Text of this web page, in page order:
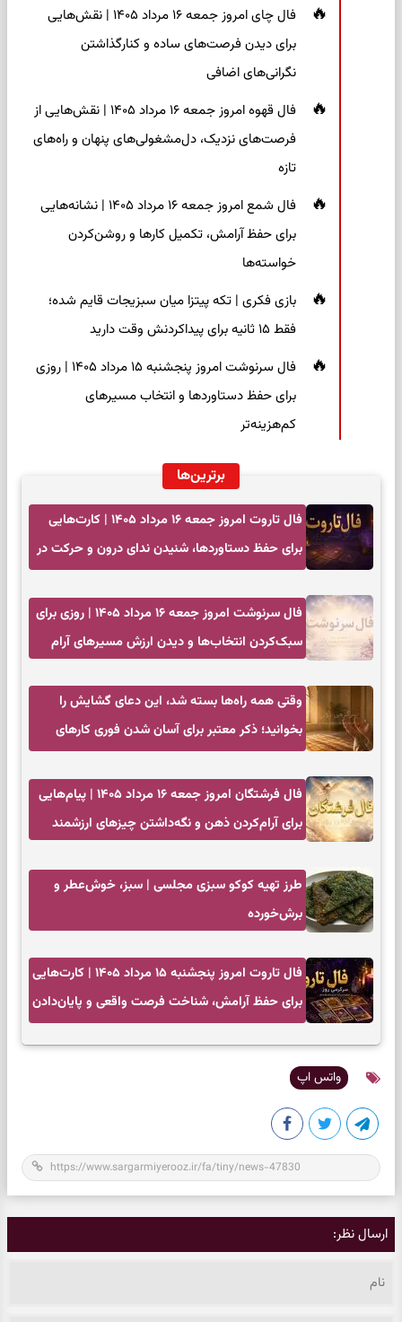
فال چای امروز جمعه ۱۶ مرداد ۱۴۰۵ | نقش‌هایی
برای دیدن فرصت‌های ساده و کنارگذاشتن
نگرانی‌های اضافی
فال قهوه امروز جمعه ۱۶ مرداد ۱۴۰۵ | نقش‌هایی از
فرصت‌های نزدیک، دل‌مشغولی‌های پنهان و راه‌های
تازه
فال شمع امروز جمعه ۱۶ مرداد ۱۴۰۵ | نشانه‌هایی
برای حفظ آرامش، تکمیل کارها و روشن‌کردن
خواسته‌ها
بازی فکری | تکه پیتزا میان سبزیجات قایم شده؛
فقط ۱۵ ثانیه برای پیداکردنش وقت دارید
فال سرنوشت امروز پنجشنبه ۱۵ مرداد ۱۴۰۵ | روزی
برای حفظ دستاوردها و انتخاب مسیرهای
کم‌هزینه‌تر
برترین‌ها
فال تاروت امروز جمعه ۱۶ مرداد ۱۴۰۵ | کارت‌هایی
برای حفظ دستاوردها، شنیدن ندای درون و حرکت در
فال سرنوشت امروز جمعه ۱۶ مرداد ۱۴۰۵ | روزی برای
سبک‌کردن انتخاب‌ها و دیدن ارزش مسیرهای آرام
وقتی همه راه‌ها بسته شد، این دعای گشایش را
بخوانید؛ ذکر معتبر برای آسان شدن فوری کارهای
فال فرشتگان امروز جمعه ۱۶ مرداد ۱۴۰۵ | پیام‌هایی
برای آرام‌کردن ذهن و نگه‌داشتن چیزهای ارزشمند
طرز تهیه کوکو سبزی مجلسی | سبز، خوش‌عطر و
برش‌خورده
فال تاروت امروز پنجشنبه ۱۵ مرداد ۱۴۰۵ | کارت‌هایی
برای حفظ آرامش، شناخت فرصت واقعی و پایان‌دادن
واتس اپ
ارسال نظر: